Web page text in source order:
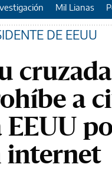
Mil Lianas
DE EEUU
a
internet